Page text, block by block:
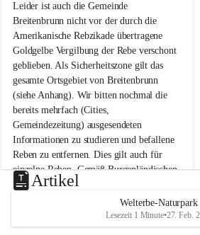
i
t
e
n
b
r
u
n
n
a
m
N
e
u
s
d
Leider ist auch die Gemeinde
Breitenbrunn nicht vor der durch die
Amerikanische Rebzikade übertragene
Goldgelbe Vergilbung der Rebe verschont
geblieben. Als Sicherheitszone gilt das
gesamte Ortsgebiet von Breitenbrunn
(siehe Anhang). Wir bitten nochmal die
bereits mehrfach (Cities,
Gemeindezeitung) ausgesendeten
Informationen zu studieren und befallene
Reben zu entfernen. Dies gilt auch für
einzelne Reben. Gemäß Burgenländischen
Weinbaugesetz sind nicht gepflegte oder
unzulässige Weingärten zu roden! Bitte
helfen wir zusammen um unsere Winzer
vor den prognostizierten Ernteausfällen
Artikel
Welterbe-Naturpark
Lesezeit 1 Minute•27. Feb.